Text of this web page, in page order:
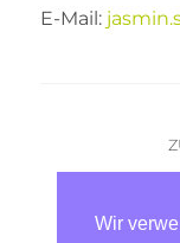
E-Mail:
Wir